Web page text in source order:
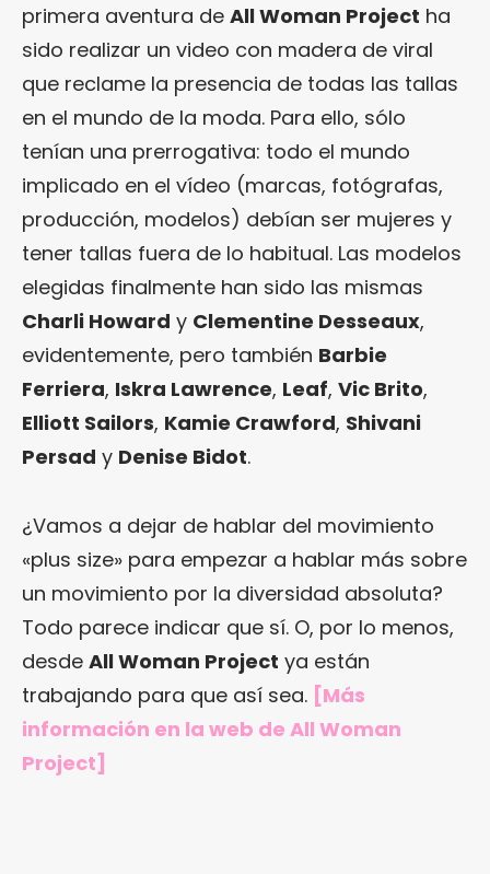
primera aventura de All Woman Project ha
sido realizar un video con madera de viral
que reclame la presencia de todas las tallas
en el mundo de la moda. Para ello, sólo
tenían una prerrogativa: todo el mundo
implicado en el vídeo (marcas, fotógrafas,
producción, modelos) debían ser mujeres y
tener tallas fuera de lo habitual. Las modelos
elegidas finalmente han sido las mismas
Charli Howard y Clementine Desseaux,
evidentemente, pero también Barbie
Ferriera, Iskra Lawrence, Leaf, Vic Brito,
Elliott Sailors, Kamie Crawford, Shivani
Persad y Denise Bidot.
¿Vamos a dejar de hablar del movimiento
«plus size» para empezar a hablar más sobre
un movimiento por la diversidad absoluta?
Todo parece indicar que sí. O, por lo menos,
desde All Woman Project ya están
trabajando para que así sea. [Más
información en la web de All Woman
Project]